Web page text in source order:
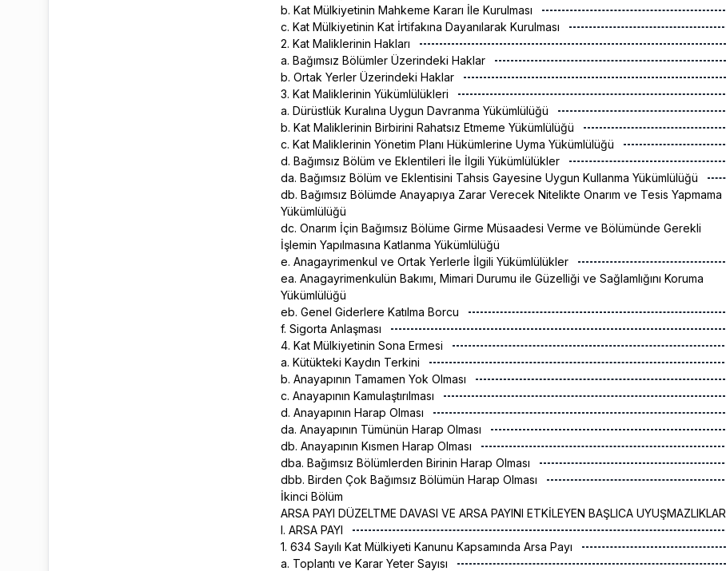
b. Kat Mülkiyetinin Mahkeme Kararı İle Kurulması
c. Kat Mülkiyetinin Kat İrtifakına Dayanılarak Kurulması
2. Kat Maliklerinin Hakları
a. Bağımsız Bölümler Üzerindeki Haklar
b. Ortak Yerler Üzerindeki Haklar
3. Kat Maliklerinin Yükümlülükleri
a. Dürüstlük Kuralına Uygun Davranma Yükümlülüğü
b. Kat Maliklerinin Birbirini Rahatsız Etmeme Yükümlülüğü
c. Kat Maliklerinin Yönetim Planı Hükümlerine Uyma Yükümlülüğü
d. Bağımsız Bölüm ve Eklentileri İle İlgili Yükümlülükler
da. Bağımsız Bölüm ve Eklentisini Tahsis Gayesine Uygun Kullanma Yükümlülüğü
db. Bağımsız Bölümde Anayapıya Zarar Verecek Nitelikte Onarım ve Tesis Yapmama
Yükümlülüğü
dc. Onarım İçin Bağımsız Bölüme Girme Müsaadesi Verme ve Bölümünde Gerekli
İşlemin Yapılmasına Katlanma Yükümlülüğü
e. Anagayrimenkul ve Ortak Yerlerle İlgili Yükümlülükler
ea. Anagayrimenkulün Bakımı, Mimari Durumu ile Güzelliği ve Sağlamlığını Koruma
Yükümlülüğü
eb. Genel Giderlere Katılma Borcu
f. Sigorta Anlaşması
4. Kat Mülkiyetinin Sona Ermesi
a. Kütükteki Kaydın Terkini
b. Anayapının Tamamen Yok Olması
c. Anayapının Kamulaştırılması
d. Anayapının Harap Olması
da. Anayapının Tümünün Harap Olması
db. Anayapının Kısmen Harap Olması
dba. Bağımsız Bölümlerden Birinin Harap Olması
dbb. Birden Çok Bağımsız Bölümün Harap Olması
İkinci Bölüm
ARSA PAYI DÜZELTME DAVASI VE ARSA PAYINI ETKİLEYEN BAŞLICA UYUŞMAZLIKLAR
I. ARSA PAYI
1. 634 Sayılı Kat Mülkiyeti Kanunu Kapsamında Arsa Payı
a. Toplantı ve Karar Yeter Sayısı